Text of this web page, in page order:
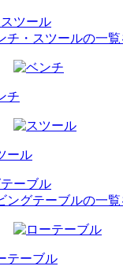
ツール
チ・スツールの一覧
チ
ール
ーブル
ングテーブルの一覧
テーブル